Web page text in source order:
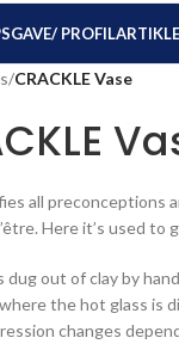
GAVE/
/CRACKLE Vase
all preconceptions
Here it’s used
dug out of clay by
the hot glass is
changes